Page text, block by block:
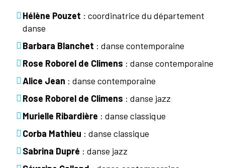
Hélène Pouzet : coordinatrice du département
danse
Barbara Blanchet : danse contemporaine
Rose Roborel de Climens : danse contemporaine
Alice Jean : danse contemporaine
Rose Roborel de Climens : danse jazz
Murielle Ribardière : danse classique
Corba Mathieu : danse classique
Sabrina Dupré : danse jazz